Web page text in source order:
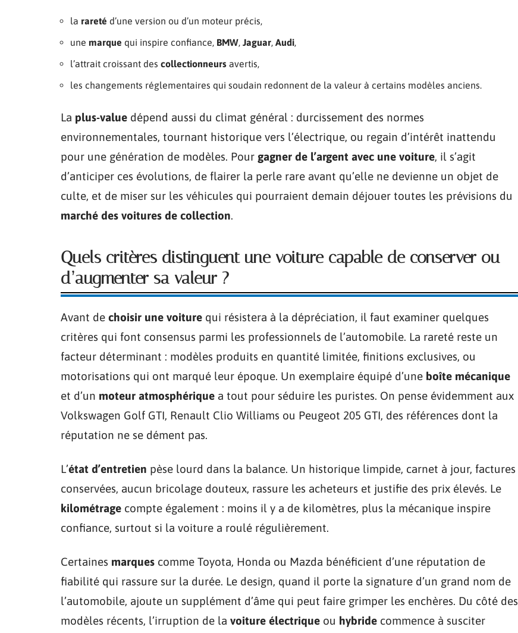
la rareté d’une version ou d’un moteur précis,
une marque qui inspire confiance, BMW, Jaguar, Audi,
l’attrait croissant des collectionneurs avertis,
les changements réglementaires qui soudain redonnent de la valeur à certains modèles anciens.
La plus-value dépend aussi du climat général : durcissement des normes
environnementales, tournant historique vers l’électrique, ou regain d’intérêt inattendu
pour une génération de modèles. Pour gagner de l’argent avec une voiture, il s’agit
d’anticiper ces évolutions, de flairer la perle rare avant qu’elle ne devienne un objet de
culte, et de miser sur les véhicules qui pourraient demain déjouer toutes les prévisions du
marché des voitures de collection.
Quels critères distinguent une voiture capable de conserver ou
d’augmenter sa valeur ?
Avant de choisir une voiture qui résistera à la dépréciation, il faut examiner quelques
critères qui font consensus parmi les professionnels de l’automobile. La rareté reste un
facteur déterminant : modèles produits en quantité limitée, finitions exclusives, ou
motorisations qui ont marqué leur époque. Un exemplaire équipé d’une boîte mécanique
et d’un moteur atmosphérique a tout pour séduire les puristes. On pense évidemment aux
Volkswagen Golf GTI, Renault Clio Williams ou Peugeot 205 GTI, des références dont la
réputation ne se dément pas.
L’état d’entretien pèse lourd dans la balance. Un historique limpide, carnet à jour, factures
conservées, aucun bricolage douteux, rassure les acheteurs et justifie des prix élevés. Le
kilométrage compte également : moins il y a de kilomètres, plus la mécanique inspire
confiance, surtout si la voiture a roulé régulièrement.
Certaines marques comme Toyota, Honda ou Mazda bénéficient d’une réputation de
fiabilité qui rassure sur la durée. Le design, quand il porte la signature d’un grand nom de
l’automobile, ajoute un supplément d’âme qui peut faire grimper les enchères. Du côté des
modèles récents, l’irruption de la voiture électrique ou hybride commence à susciter